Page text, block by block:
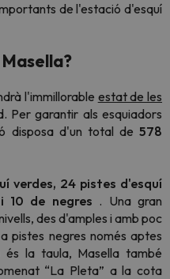
de l'estació d'esquí
l'immillorable estat de les
Per garantir als esquiadors
disposa d'un total de 578
verdes, 24 pistes d'esquí
10 de negres . Una gran
des d'amples i amb poc
pistes negres només aptes
és la taula, Masella també
“La Pleta” a la cota